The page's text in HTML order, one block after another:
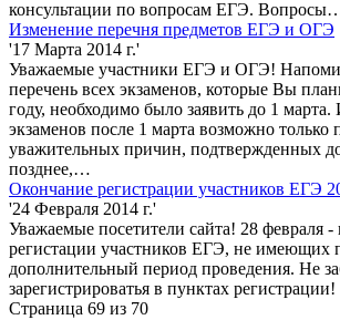
консультации по вопросам ЕГЭ.
Изменение перечня предметов ЕГЭ и ОГЭ
'17 Марта 2014 г.'
Уважаемые участники ЕГЭ и ОГЭ!
перечень всех экзаменов, которые Вы
году, необходимо было заявить до 1
экзаменов после 1 марта возможно только
уважительных причин, подтвержденных
позднее,…
Окончание регистрации участников ЕГЭ
'24 Февраля 2014 г.'
Уважаемые посетители сайта! 28 февраля -
регистации участников ЕГЭ, не имеющих
дополнительный период проведения. Не
зарегистрироватья в пунктах регистрации!
Страница 69 из 70